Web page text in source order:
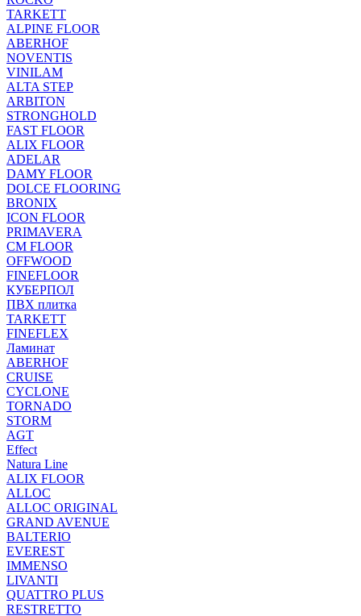
TARKETT
ALPINE FLOOR
ABERHOF
NOVENTIS
VINILAM
ALTA STEP
ARBITON
STRONGHOLD
FAST FLOOR
ALIX FLOOR
ADELAR
DAMY FLOOR
DOLCE FLOORING
BRONIX
ICON FLOOR
PRIMAVERA
CM FLOOR
OFFWOOD
FINEFLOOR
КУБЕРПОЛ
ПВХ плитка
TARKETT
FINEFLEX
Ламинат
ABERHOF
CRUISE
CYCLONE
TORNADO
STORM
AGT
Effect
Natura Line
ALIX FLOOR
ALLOC
ALLOC ORIGINAL
GRAND AVENUE
BALTERIO
EVEREST
IMMENSO
LIVANTI
QUATTRO PLUS
RESTRETTO